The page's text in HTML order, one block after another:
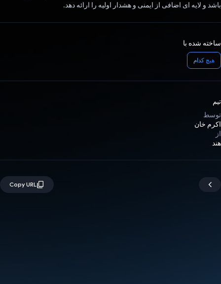
باشد و لایه ای اضافی از ایمنی و هشدار اولیه را ارائه دهد.
ساخته شده با
هیچ کدام
تیم
توسط
اکرم خان
از
هند